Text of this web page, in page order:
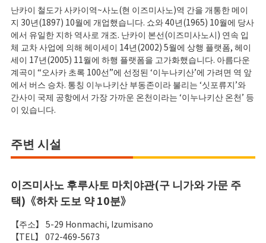
난카이 철도가 사카이역~사노(현 이즈미사노)역 간을 개통한 메이
지 30년(1897) 10월에 개업했습니다. 쇼와 40년(1965) 10월에 당사
에서 유일한 지하 역사로 개조. 난카이 본선(이즈미사노시) 연속 입
체 교차 사업에 의해 헤이세이 14년(2002) 5월에 상행 플랫폼, 헤이
세이 17년(2005) 11월에 하행 플랫폼을 고가화했습니다. 아름다운
계곡이 “오사카 초록 100선”에 선정된 ‘이누나키산’에 가려면 역 앞
에서 버스 승차. 통칭 이누나키산 부동존이라 불리는 ‘싯포류지’와
간사이 국제 공항에서 가장 가까운 온천이라는 ‘이누나키산 온천’ 등
이 있습니다.
주변 시설
이즈미사노 후루사토 마치야관(구 니가와 가문 주
택)《하차 도보 약 10분》
【주소】 5-29 Honmachi, Izumisano
【TEL】 072-469-5673